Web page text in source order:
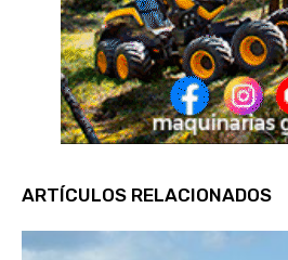
ARTÍCULOS RELACIONADOS